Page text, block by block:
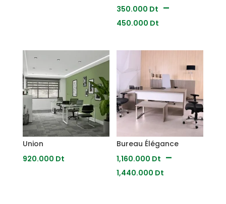
350.000 Dt –
450.000 Dt
prix :
350.000
Dt
à
450.000
Dt
Union
920.000 Dt
Bureau Élégance
1,160.000 Dt –
1,440.000 Dt